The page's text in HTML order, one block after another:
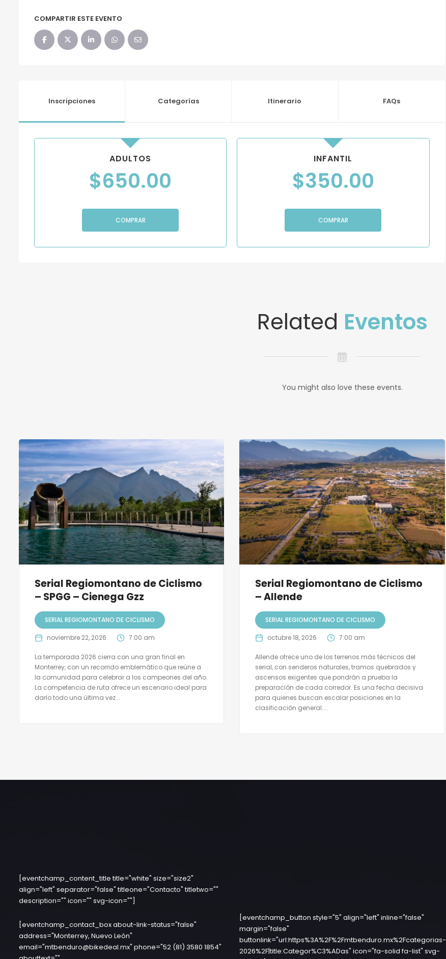
COMPARTIR ESTE EVENTO
Inscripciones Categorías Itinerario FAQs
ADULTOS
$650.00
COMPRAR
INFANTIL
$350.00
COMPRAR
Related Eventos
You might also love these events.
Serial Regiomontano de Ciclismo
– SPGG – Cienega Gzz
SERIAL REGIOMONTANO DE CICLISMO
noviembre 22, 2026 7:00 am
La temporada 2026 cierra con una gran final en
Monterrey, con un recorrido emblemático que reúne a
la comunidad para celebrar a los campeones del año.
La competencia de ruta ofrece un escenario ideal para
darlo todo una última vez...
Serial Regiomontano de Ciclismo
– Allende
SERIAL REGIOMONTANO DE CICLISMO
octubre 18, 2026 7:00 am
Allende ofrece uno de los terrenos más técnicos del
serial, con senderos naturales, tramos quebrados y
ascensos exigentes que pondrán a prueba la
preparación de cada corredor. Es una fecha decisiva
para quienes buscan escalar posiciones en la
clasificación general....
[eventchamp_content_title title="white" size="size2"
align="left" separator="false" titleone="Contacto" titletwo=""
description="" icon="" svg-icon=""]
[eventchamp_contact_box about-link-status="false"
address="Monterrey, Nuevo León"
email="mtbenduro@bikedeal.mx" phone="52 (81) 3580 1854"
[eventchamp_button style="5" align="left" inline="false"
margin="false"
buttonlink="url:https%3A%2F%2Fmtbenduro.mx%2Fcategorias-
2026%2F|title:Categor%C3%ADas" icon="fa-solid fa-list" svg-